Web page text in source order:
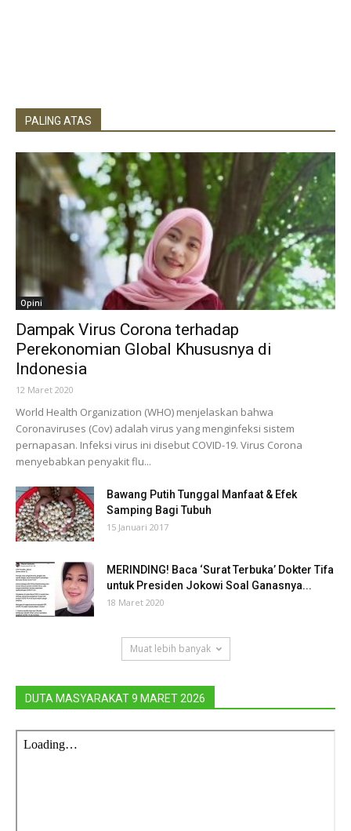
PALING ATAS
Opini
Dampak Virus Corona terhadap
Perekonomian Global Khususnya di
Indonesia
12 Maret 2020
World Health Organization (WHO) menjelaskan bahwa
Coronaviruses (Cov) adalah virus yang menginfeksi sistem
pernapasan. Infeksi virus ini disebut COVID-19. Virus Corona
menyebabkan penyakit flu...
Bawang Putih Tunggal Manfaat & Efek
Samping Bagi Tubuh
15 Januari 2017
MERINDING! Baca ‘Surat Terbuka’ Dokter Tifa
untuk Presiden Jokowi Soal Ganasnya...
18 Maret 2020
Muat lebih banyak
DUTA MASYARAKAT 9 MARET 2026